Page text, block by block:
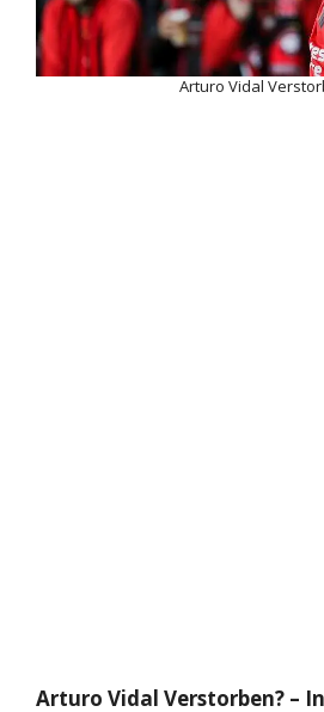
Arturo Vidal
Arturo Vidal Verstorben? –